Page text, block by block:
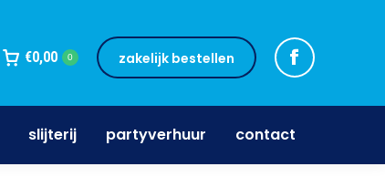
€0,00 0 zakelijk bestellen
slijterij partyverhuur contact